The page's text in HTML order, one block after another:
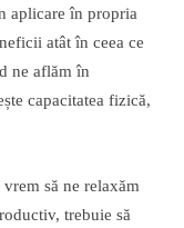
aplicare în propria
atât în ceea ce
ne aflăm în
capacitatea fizică,
vrem să ne relaxăm
trebuie să